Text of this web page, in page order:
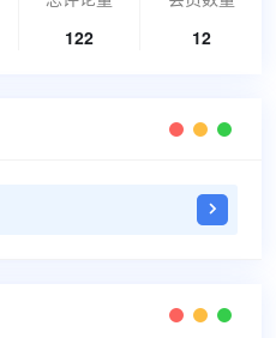
122
12